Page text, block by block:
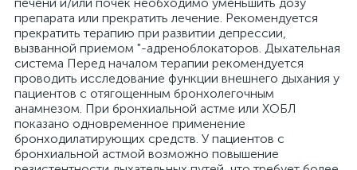
препарата или прекратить лечение. Рекомендуется
прекратить терапию при развитии депрессии,
вызванной приемом "-адреноблокаторов. Дыхательная
система Перед началом терапии рекомендуется
проводить исследование функции внешнего дыхания у
пациентов с отягощенным бронхолегочным
анамнезом. При бронхиальной астме или ХОБЛ
показано одновременное применение
бронходилатирующих средств. У пациентов с
бронхиальной астмой возможно повышение